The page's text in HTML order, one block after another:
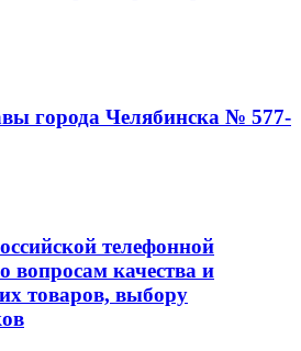
города Челябинска № 577-
телефонной
вопросам качества и
товаров, выбору